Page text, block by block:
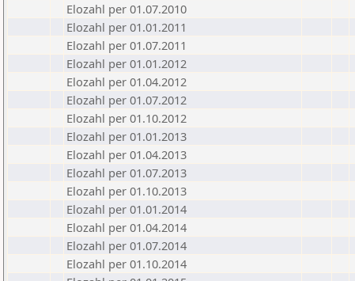
Elozahl per 01.07.2010
Elozahl per 01.01.2011
Elozahl per 01.07.2011
Elozahl per 01.01.2012
Elozahl per 01.04.2012
Elozahl per 01.07.2012
Elozahl per 01.10.2012
Elozahl per 01.01.2013
Elozahl per 01.04.2013
Elozahl per 01.07.2013
Elozahl per 01.10.2013
Elozahl per 01.01.2014
Elozahl per 01.04.2014
Elozahl per 01.07.2014
Elozahl per 01.10.2014